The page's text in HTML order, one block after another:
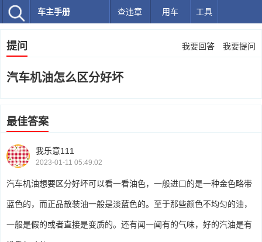
车主手册 查违章 用车 工具
提问 我要回答 我要提问
汽车机油怎么区分好坏
最佳答案
我乐意111
2023-01-11 05:49:02
汽车机油想要区分好坏可以看一看油色，一般进口的是一种金色略带
蓝色的，而正品散装油一般是淡蓝色的。至于那些颜色不均匀的油，
一般是假的或者直接是变质的。还有闻一闻有的气味，好的汽油是有